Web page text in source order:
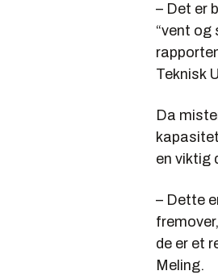
– Det er
“vent og
Teknisk
Da
en viktig
– Dette
de er et
Meling.